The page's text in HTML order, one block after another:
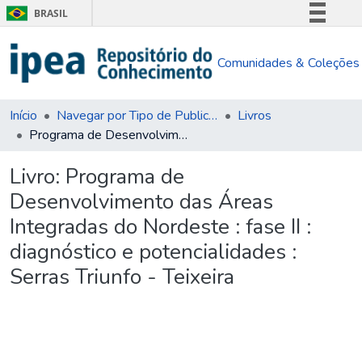
BRASIL
Comunica BR
Acesso à informação
Comunidades & Coleções
Início Navegar por Tipo de Publicação
Livros
Programa de Desenvolvimento das Áreas Integradas do Nordeste : fase II : diagnóstico e potencialidades : Serras Triunfo - Teixeira
Livro: Programa de
Desenvolvimento das Áreas
Integradas do Nordeste : fase II :
diagnóstico e potencialidades :
Serras Triunfo - Teixeira